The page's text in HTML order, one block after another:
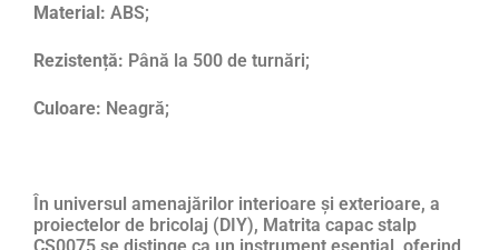
Material: ABS;
Rezistență: Până la 500 de turnări;
Culoare: Neagră;
În universul amenajărilor interioare și exterioare, a
proiectelor de bricolaj (DIY), Matrita capac stalp
CS0075 se distinge ca un instrument esențial, oferind